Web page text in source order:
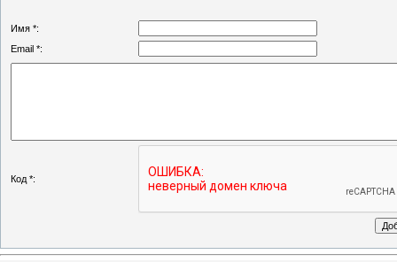
Имя *:
Email *:
Код *: